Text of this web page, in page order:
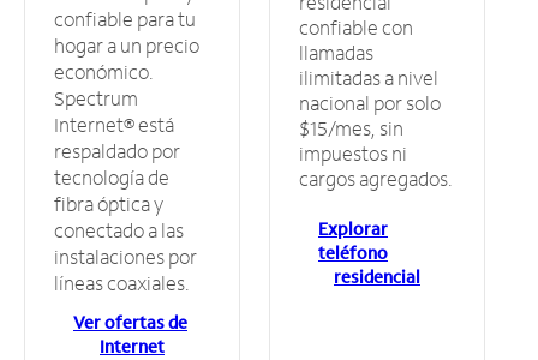
confiable para tu
hogar a un precio
económico.
Spectrum
Internet® está
respaldado por
tecnología de
fibra óptica y
conectado a las
instalaciones por
líneas coaxiales.
Ver ofertas de
Internet
confiable con
llamadas
ilimitadas a nivel
nacional por solo
$15/mes, sin
impuestos ni
cargos agregados.
Explorar
teléfono
residencial